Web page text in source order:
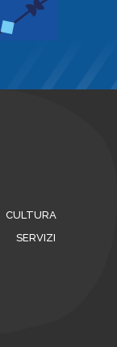
CULTURA
SERVIZI